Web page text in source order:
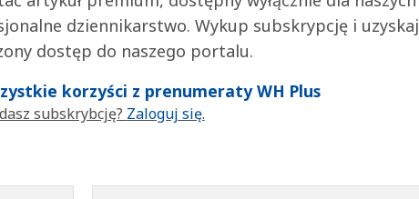
dziennikarstwo. Wykup subskrypcję i uzyskaj
dostęp do naszego portalu.
korzyści z prenumeraty WH Plus
subskrybcję? Zaloguj się.